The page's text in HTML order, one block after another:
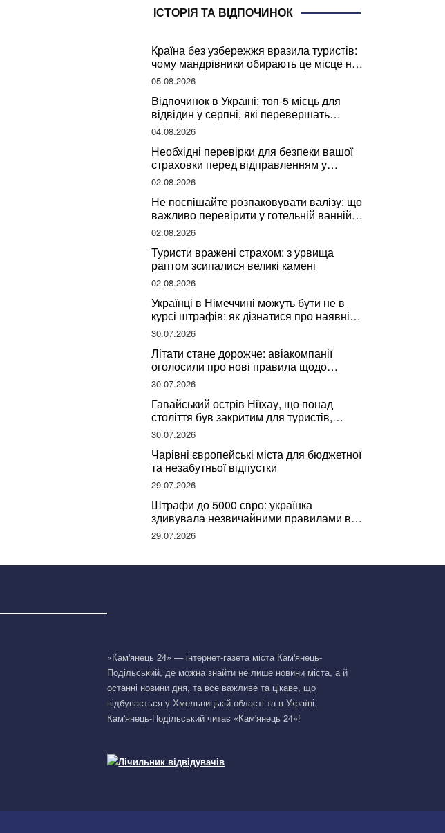
ІСТОРІЯ ТА ВІДПОЧИНОК
Країна без узбережжя вразила туристів:
чому мандрівники обирають це місце на
відпочинок
05.08.2026
Відпочинок в Україні: топ-5 місць для
відвідин у серпні, які перевершать
закордонні враження
04.08.2026
Необхідні перевірки для безпеки вашої
страховки перед відправленням у
подорож
02.08.2026
Не поспішайте розпаковувати валізу: що
важливо перевірити у готельній ванній
за словами досвідченої мандрівниці
02.08.2026
Туристи вражені страхом: з урвища
раптом зсипалися великі камені
02.08.2026
Українці в Німеччині можуть бути не в
курсі штрафів: як дізнатися про наявні
борги
30.07.2026
Літати стане дорожче: авіакомпанії
оголосили про нові правила щодо
вибору місць
30.07.2026
Гавайський острів Ніїхау, що понад
століття був закритим для туристів,
починає приймати перших відвідувачів
30.07.2026
Чарівні європейські міста для бюджетної
та незабутньої відпустки
29.07.2026
Штрафи до 5000 євро: українка
здивувала незвичайними правилами в
Німеччині та поділилася правдою
29.07.2026
«Кам'янець 24» — інтернет-газета міста Кам'янець-
Подільський, де можна знайти не лише новини міста, а й
останні новини дня, та все важливе та цікаве, що
відбувається у Хмельницькій області та в Україні.
Кам'янець-Подільський читає «Кам'янець 24»!